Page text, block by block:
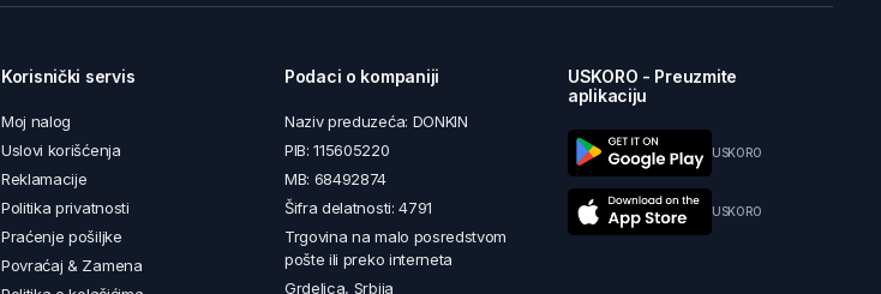
Korisnički servis
Moj nalog
Uslovi korišćenja
Reklamacije
Politika privatnosti
Praćenje pošiljke
Povraćaj & Zamena
Podaci o kompaniji
Naziv preduzeća: DONKIN
PIB: 115605220
MB: 68492874
Šifra delatnosti: 4791
Trgovina na malo posredstvom
pošte ili preko interneta
Grdelica, Srbija
USKORO - Preuzmite
aplikaciju
USKORO
USKORO